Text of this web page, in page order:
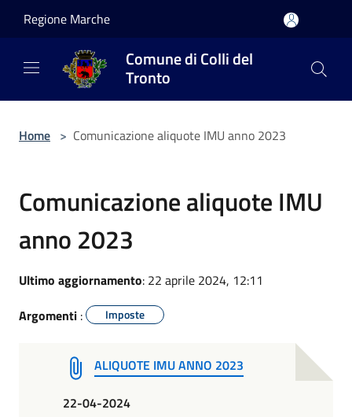
Regione Marche
Comune di Colli del
Tronto
Home > Comunicazione aliquote IMU anno 2023
Comunicazione aliquote IMU
anno 2023
Ultimo aggiornamento: 22 aprile 2024, 12:11
Argomenti : Imposte
ALIQUOTE IMU ANNO 2023
22-04-2024